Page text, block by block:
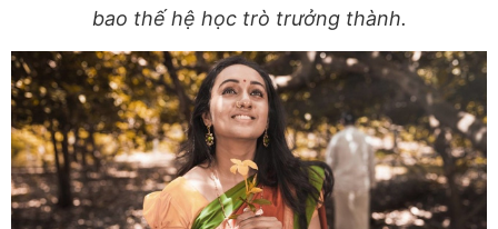
bao thế hệ học trò trưởng thành.